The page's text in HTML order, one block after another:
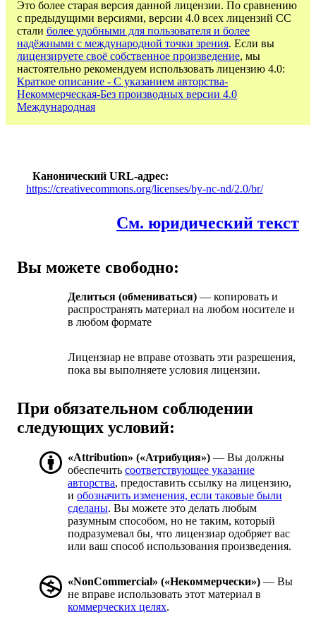
Это более старая версия данной лицензии. По сравнению
с предыдущими версиями, версии 4.0 всех лицензий CC
стали более удобными для пользователя и более
надёжными с международной точки зрения. Если вы
лицензируете своё собственное произведение, мы
настоятельно рекомендуем использовать лицензию 4.0:
Краткое описание - С указанием авторства-
Некоммерческая-Без производных версии 4.0
Международная
Канонический URL-адрес
https://creativecommons.org/licenses/by-nc-nd/2.0/br/
См. юридический текст
Вы можете свободно:
Делиться (обмениваться) — копировать и
распространять материал на любом носителе и
в любом формате
Лицензиар не вправе отозвать эти разрешения,
пока вы выполняете условия лицензии.
При обязательном соблюдении
следующих условий:
«Attribution» («Атрибуция») — Вы должны
обеспечить соответствующее указание
авторства, предоставить ссылку на лицензию,
и обозначить изменения, если таковые были
сделаны. Вы можете это делать любым
разумным способом, но не таким, который
подразумевал бы, что лицензиар одобряет вас
или ваш способ использования произведения.
«NonCommercial» («Некоммерчески») — Вы
не вправе использовать этот материал в
коммерческих целях.